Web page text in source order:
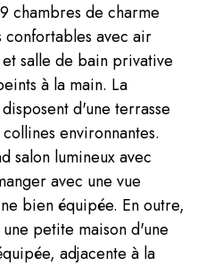
chambres de charme
confortables avec air
salle de bain privative
à la main. La
d'une terrasse
environnantes.
salon lumineux avec
avec une vue
bien équipée. En outre,
petite maison d'une
adjacente à la